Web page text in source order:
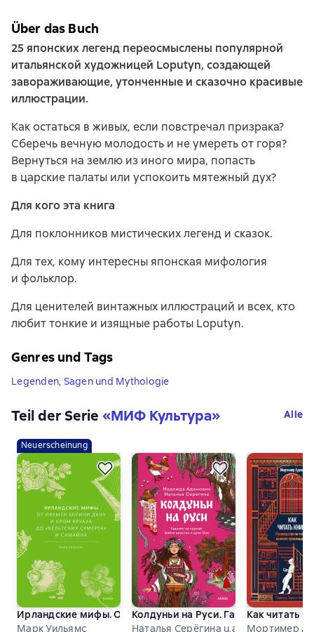
Über das Buch
25 японских легенд переосмыслены популярной
итальянской художницей Loputyn, создающей
завораживающие, утонченные и сказочно красивые
иллюстрации.
Как остаться в живых, если повстречал призрака?
Сберечь вечную молодость и не умереть от горя?
Вернуться на землю из иного мира, попасть
в царские палаты или успокоить мятежный дух?
Для кого эта книга
Для поклонников мистических легенд и сказок.
Для тех, кому интересны японская мифология
и фольклор.
Для ценителей винтажных иллюстраций и всех, кто
любит тонкие и изящные работы Loputyn.
Genres und Tags
Legenden, Sagen und Mythologie
Teil der Serie «МИФ Культура» Alle
Neuerscheinung
Ирландские мифы. От Племен Богини Дану и Кром Круаха
Марк Уильямс
Колдуньи на Руси. Гадания на
Наталья Серёгина u.a.
Как читать
Мортимер